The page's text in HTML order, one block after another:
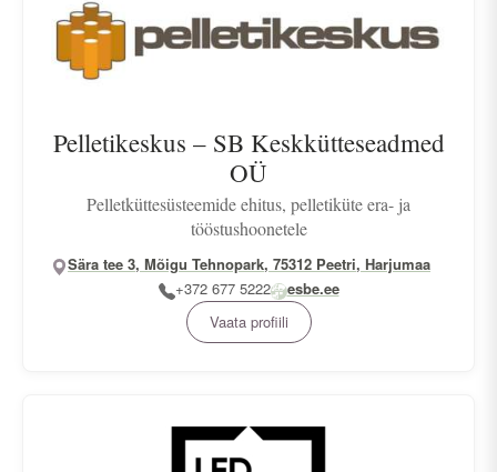
Pelletikeskus – SB Keskkütteseadmed
OÜ
Pelletküttesüsteemide ehitus, pelletiküte era- ja
tööstushoonetele
Sära tee 3, Mõigu Tehnopark, 75312 Peetri, Harjumaa
+372 677 5222
esbe.ee
Vaata profiili